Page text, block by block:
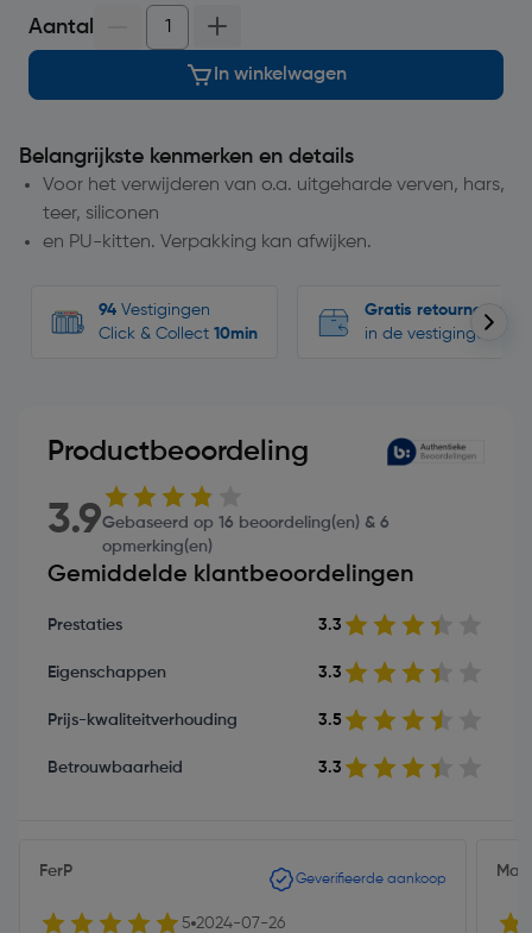
Aantal
In winkelwagen
Belangrijkste kenmerken en details
Voor het verwijderen van o.a. uitgeharde verven, hars,
teer, siliconen
en PU-kitten. Verpakking kan afwijken.
94 Vestigingen
Click & Collect 10min
Gratis retourneren
in de vestigingen
Productbeoordeling
3.9Gebaseerd op 16 beoordeling(en) & 6
opmerking(en)
Gemiddelde klantbeoordelingen
Prestaties 3.3
Eigenschappen 3.3
Prijs-kwaliteitverhouding 3.5
Betrouwbaarheid 3.3
FerP Geverifieerde aankoop
5 2024-07-26